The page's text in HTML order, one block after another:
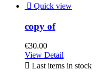
 Quick view
copy of
€30.00
View Detail
 Last items in stock